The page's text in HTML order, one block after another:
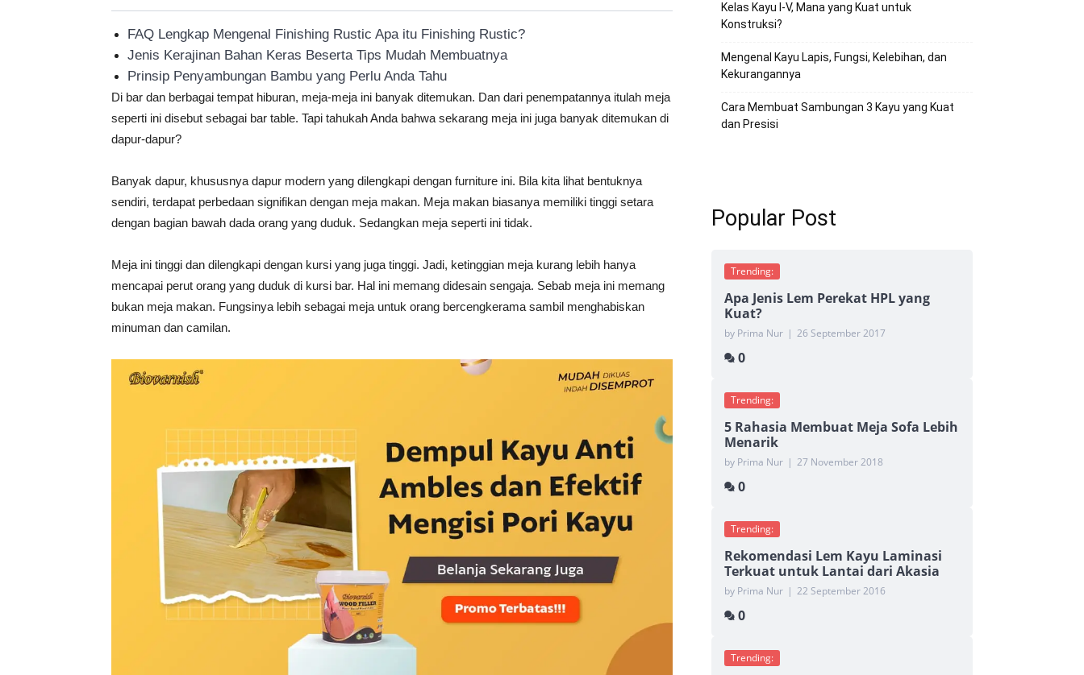
FAQ Lengkap Mengenal Finishing Rustic Apa itu Finishing Rustic?
Jenis Kerajinan Bahan Keras Beserta Tips Mudah Membuatnya
Prinsip Penyambungan Bambu yang Perlu Anda Tahu
Di bar dan berbagai tempat hiburan, meja-meja ini banyak ditemukan. Dan dari penempatannya itulah meja
seperti ini disebut sebagai bar table. Tapi tahukah Anda bahwa sekarang meja ini juga banyak ditemukan di
dapur-dapur?
Banyak dapur, khususnya dapur modern yang dilengkapi dengan furniture ini. Bila kita lihat bentuknya
sendiri, terdapat perbedaan signifikan dengan meja makan. Meja makan biasanya memiliki tinggi setara
dengan bagian bawah dada orang yang duduk. Sedangkan meja seperti ini tidak.
Meja ini tinggi dan dilengkapi dengan kursi yang juga tinggi. Jadi, ketinggian meja kurang lebih hanya
mencapai perut orang yang duduk di kursi bar. Hal ini memang didesain sengaja. Sebab meja ini memang
bukan meja makan. Fungsinya lebih sebagai meja untuk orang bercengkerama sambil menghabiskan
minuman dan camilan.
Kelas Kayu I-V, Mana yang Kuat untuk
Konstruksi?
Mengenal Kayu Lapis, Fungsi, Kelebihan, dan
Kekurangannya
Cara Membuat Sambungan 3 Kayu yang Kuat
dan Presisi
Popular Post
Trending:
Apa Jenis Lem Perekat HPL yang
Kuat?
by Prima Nur | 26 September 2017
0
Trending:
5 Rahasia Membuat Meja Sofa Lebih
Menarik
by Prima Nur | 27 November 2018
0
Trending:
Rekomendasi Lem Kayu Laminasi
Terkuat untuk Lantai dari Akasia
by Prima Nur | 22 September 2016
0
Trending: